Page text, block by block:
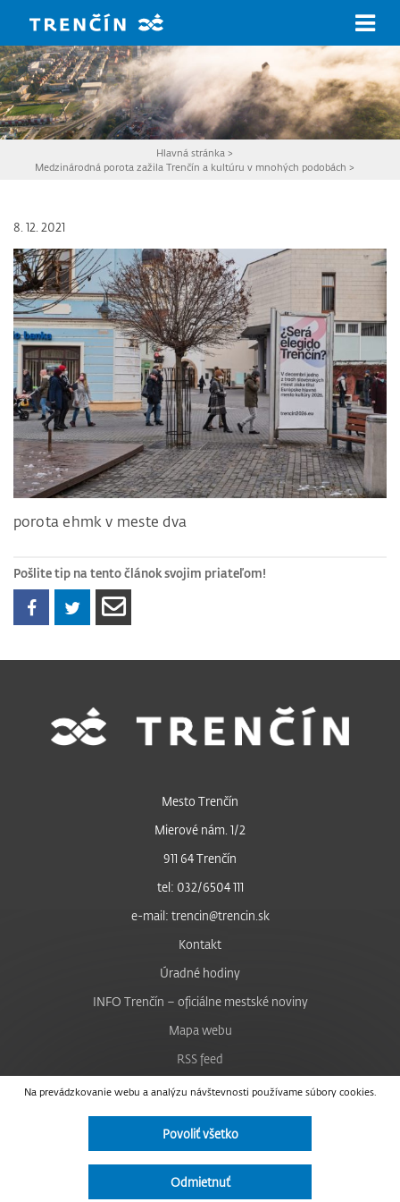
Hlavná stránka >
Medzinárodná porota zažila Trenčín a kultúru v mnohých podobách >
8. 12. 2021
porota ehmk v meste dva
Pošlite tip na tento článok svojim priateľom!
Na prevádzkovanie webu a analýzu návštevnosti používame súbory cookies.
Povoliť všetko
Odmietnuť
Mesto Trenčín
Mierové nám. 1/2
911 64 Trenčín
tel: 032/6504 111
e-mail: trencin@trencin.sk
Kontakt
Úradné hodiny
INFO Trenčín – oficiálne mestské noviny
Mapa webu
RSS feed
Nastavenie cookies
Facebook
Instagram